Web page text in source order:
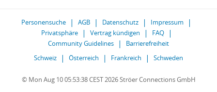
Personensuche AGB Datenschutz
Impressum
Privatsphäre
Vertrag kündigen
FAQ
Community Guidelines
Barrierefreiheit
Schweiz
Österreich Frankreich Schweden
© Mon Aug 10 05:53:38 CEST 2026 Ströer Connections GmbH